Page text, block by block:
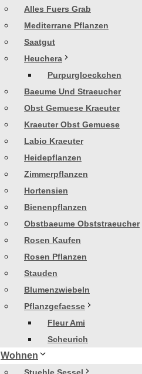
Alles Fuers Grab
Mediterrane Pflanzen
Saatgut
Heuchera
Purpurgloeckchen
Baeume Und Straeucher
Obst Gemuese Kraeuter
Kraeuter Obst Gemuese
Labio Kraeuter
Heidepflanzen
Zimmerpflanzen
Hortensien
Bienenpflanzen
Obstbaeume Obststraeucher
Rosen Kaufen
Rosen Pflanzen
Stauden
Blumenzwiebeln
Pflanzgefaesse
Fleur Ami
Scheurich
Wohnen